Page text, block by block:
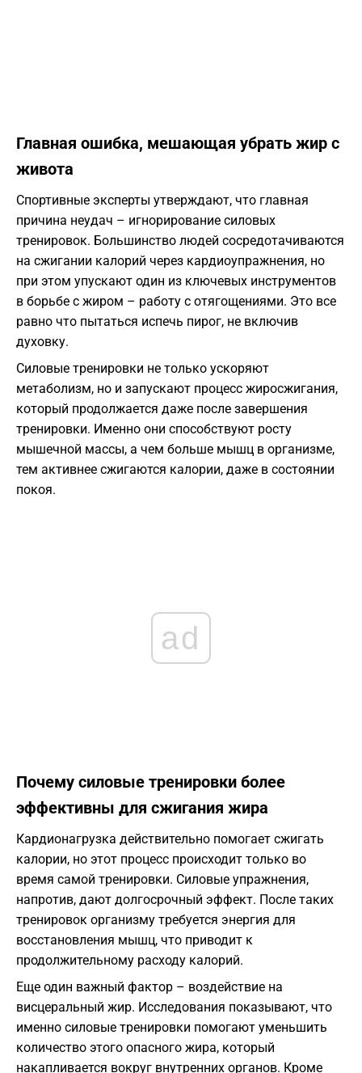
Главная ошибка, мешающая убрать жир с
живота
Спортивные эксперты утверждают, что главная
причина неудач – игнорирование силовых
тренировок. Большинство людей сосредотачиваются
на сжигании калорий через кардиоупражнения, но
при этом упускают один из ключевых инструментов
в борьбе с жиром – работу с отягощениями. Это все
равно что пытаться испечь пирог, не включив
духовку.
Силовые тренировки не только ускоряют
метаболизм, но и запускают процесс жиросжигания,
который продолжается даже после завершения
тренировки. Именно они способствуют росту
мышечной массы, а чем больше мышц в организме,
тем активнее сжигаются калории, даже в состоянии
покоя.
ad
Почему силовые тренировки более
эффективны для сжигания жира
Кардионагрузка действительно помогает сжигать
калории, но этот процесс происходит только во
время самой тренировки. Силовые упражнения,
напротив, дают долгосрочный эффект. После таких
тренировок организму требуется энергия для
восстановления мышц, что приводит к
продолжительному расходу калорий.
Еще один важный фактор – воздействие на
висцеральный жир. Исследования показывают, что
именно силовые тренировки помогают уменьшить
количество этого опасного жира, который
накапливается вокруг внутренних органов. Кроме